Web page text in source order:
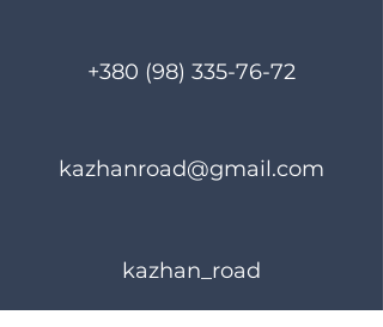
+380 (98) 335-76-72
kazhanroad@gmail.com
kazhan_road